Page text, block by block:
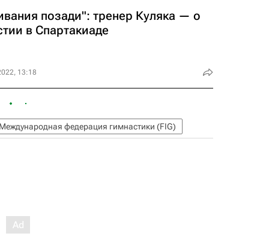
позади": тренер Куляка — о
в Спартакиаде
13:18
Международная федерация гимнастики (FIG)